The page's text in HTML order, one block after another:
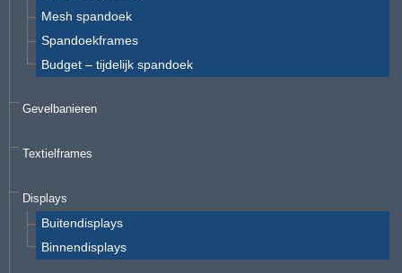
Mesh spandoek
Spandoekframes
Budget – tijdelijk spandoek
Gevelbanieren
Textielframes
Displays
Buitendisplays
Binnendisplays